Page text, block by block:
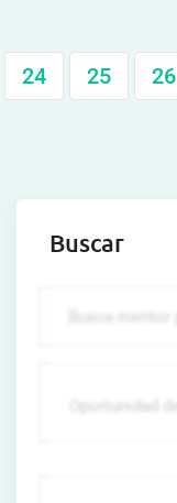
24 25 26
Buscar